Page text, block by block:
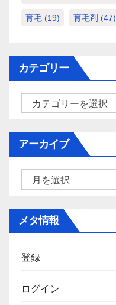
育毛 (19) 育毛剤 (47)
カテゴリー
ー
アーカイブ
メタ情報
登録
ログイン